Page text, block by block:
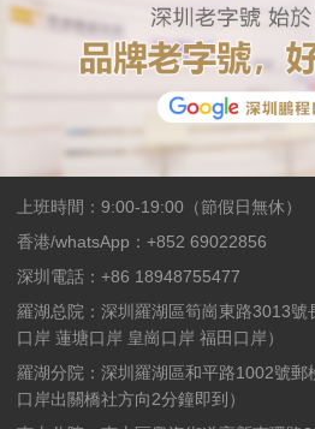
上班時間：9:00-19:00（節假日無休）
香港/whatsApp：+852 69022856
深圳電話：+86 18948755477
羅湖总院：深圳羅湖區筍崗東路3013號
口岸 蓮塘口岸 皇崗口岸 福田口岸）
羅湖分院：深圳羅湖區和平路1002號郵
口岸出關橋社方向2分鐘即到）